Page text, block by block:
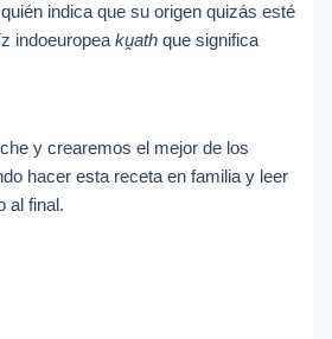
indica que su origen quizás esté
indoeuropea kṷath que significa
y crearemos el mejor de los
hacer esta receta en familia y leer
al final.